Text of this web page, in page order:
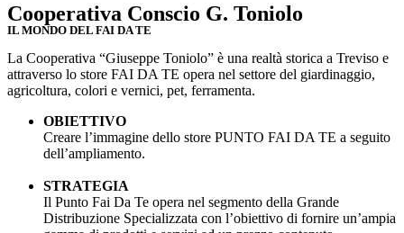
Cooperativa Conscio G. Toniolo
IL MONDO DEL FAI DA TE
La Cooperativa “Giuseppe Toniolo” è una realtà storica a Treviso e
attraverso lo store FAI DA TE opera nel settore del giardinaggio,
agricoltura, colori e vernici, pet, ferramenta.
OBIETTIVO
Creare l’immagine dello store PUNTO FAI DA TE a seguito
dell’ampliamento.
STRATEGIA
Il Punto Fai Da Te opera nel segmento della Grande
Distribuzione Specializzata con l’obiettivo di fornire un’ampia